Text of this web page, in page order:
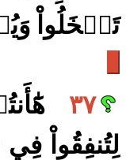
تَبۡخَلُواْ
٣٧
لِتُنفِقُواْ